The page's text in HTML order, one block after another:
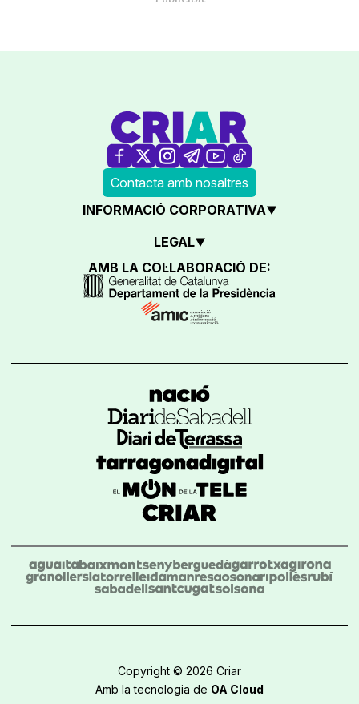
Contacta amb nosaltres
INFORMACIÓ CORPORATIVA
LEGAL
AMB LA COL·LABORACIÓ DE:
Copyright © 2026 Criar
Amb la tecnologia de OA Cloud